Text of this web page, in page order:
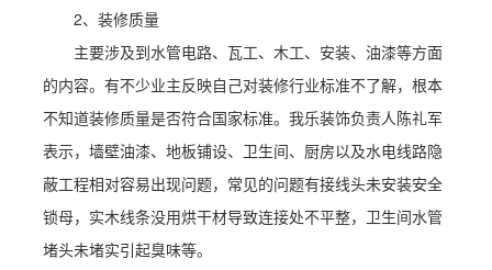
2、装修质量
主要涉及到水管电路、瓦工、木工、安装、油漆等方面
的内容。有不少业主反映自己对装修行业标准不了解，根本
不知道装修质量是否符合国家标准。我乐装饰负责人陈礼军
表示，墙壁油漆、地板铺设、卫生间、厨房以及水电线路隐
蔽工程相对容易出现问题，常见的问题有接线头未安装安全
锁母，实木线条没用烘干材导致连接处不平整，卫生间水管
堵头未堵实引起臭味等。